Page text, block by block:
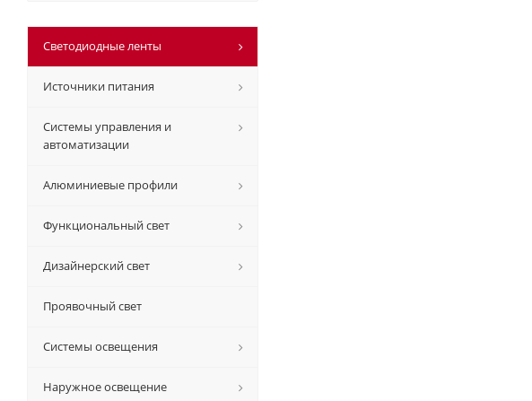
Светодиодные ленты
Источники питания
Системы управления и
автоматизации
Алюминиевые профили
Функциональный свет
Дизайнерский свет
Проявочный свет
Системы освещения
Наружное освещение